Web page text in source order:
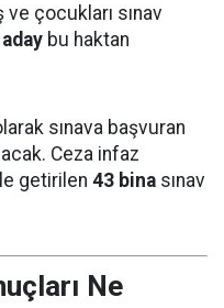
çocukları sınav
bu haktan
sınava başvuran
Ceza infaz
getirilen 43 bina sınav
Ne